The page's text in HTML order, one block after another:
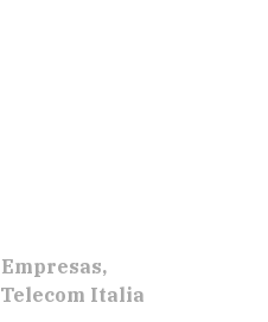
Empresas
Telecom Italia